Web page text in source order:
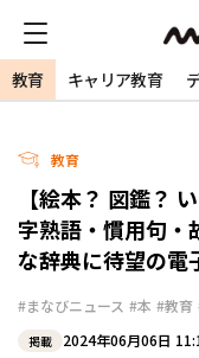
教育 キャリア教育
教育
【絵本？ 図鑑？
字熟語・慣用句・
な辞典に待望の電
#まなびニュース #本 #教育
掲載 2024年06月06日